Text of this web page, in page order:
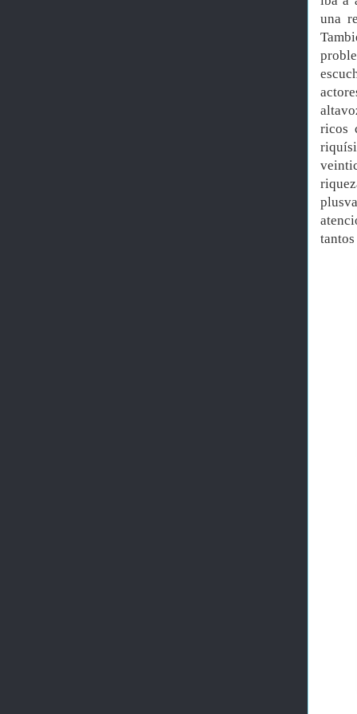
una
ricos